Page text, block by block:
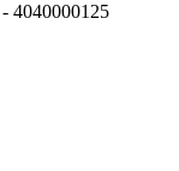
4040000125